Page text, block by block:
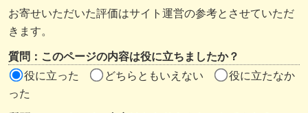
ン
ツ
評
価
お寄せいただいた評価はサイト運営の参考とさせていただ
きます。
質問：このページの内容は役に立ちましたか？
役に立った
どちらともいえない
役に立たなか
った